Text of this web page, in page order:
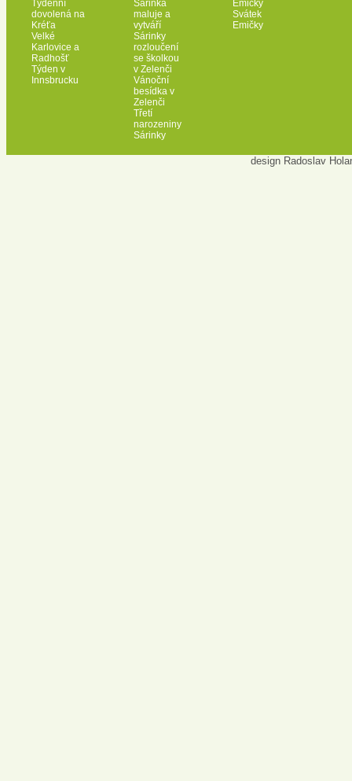
Týdenní
dovolená na
Kréťa
Velké
Karlovice a
Radhošť
Týden v
Innsbrucku
Sárinka
maluje a
vytváří
Sárinky
rozloučení
se školkou
v Zelenči
Vánoční
besídka v
Zelenči
Třetí
narozeniny
Sárinky
Emičky
Svátek
Emičky
design Radoslav